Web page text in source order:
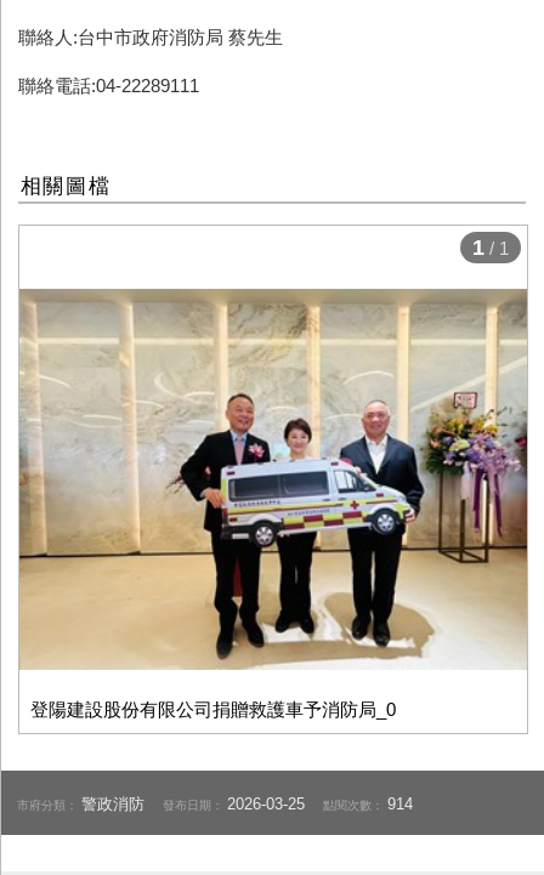
聯絡人:台中市政府消防局 蔡先生
聯絡電話:04-22289111
相關圖檔
登陽建設股份有限公司捐贈救護車予消防局_0
1 / 1
市府分類：警政消防 發布日期： 2026-03-25 點閱次數：914